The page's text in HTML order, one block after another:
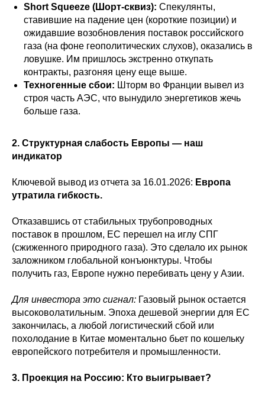
Short Squeeze (Шорт-сквиз): Спекулянты,
ставившие на падение цен (короткие позиции) и
ожидавшие возобновления поставок российского
газа (на фоне геополитических слухов), оказались в
ловушке. Им пришлось экстренно откупать
контракты, разгоняя цену еще выше.
Техногенные сбои: Шторм во Франции вывел из
строя часть АЭС, что вынудило энергетиков жечь
больше газа.
2. Структурная слабость Европы — наш
индикатор
Ключевой вывод из отчета за 16.01.2026: Европа
утратила гибкость.
Отказавшись от стабильных трубопроводных
поставок в прошлом, ЕС перешел на иглу СПГ
(сжиженного природного газа). Это сделало их рынок
заложником глобальной конъюнктуры. Чтобы
получить газ, Европе нужно перебивать цену у Азии.
Для инвестора это сигнал: Газовый рынок остается
высоковолатильным. Эпоха дешевой энергии для ЕС
закончилась, а любой логистический сбой или
похолодание в Китае моментально бьет по кошельку
европейского потребителя и промышленности.
3. Проекция на Россию: Кто выигрывает?